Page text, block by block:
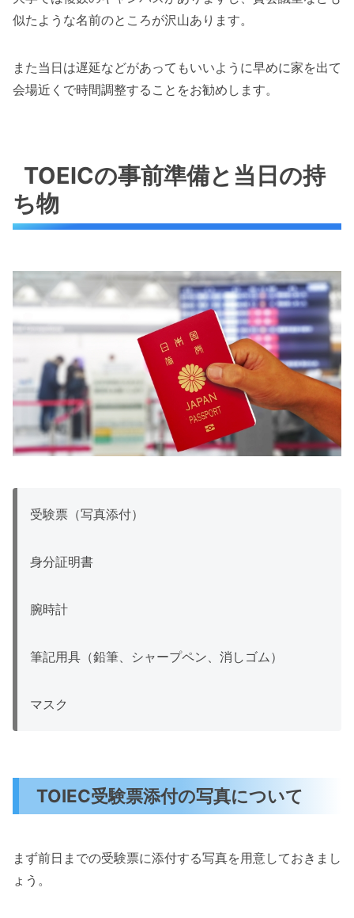
似たような名前のところが沢山あります。
また当日は遅延などがあってもいいように早めに家を出て
会場近くで時間調整することをお勧めします。
TOEICの事前準備と当日の持
ち物
受験票（写真添付）
身分証明書
腕時計
筆記用具（鉛筆、シャープペン、消しゴム）
マスク
TOIEC受験票添付の写真について
まず前日までの受験票に添付する写真を用意しておきまし
ょう。